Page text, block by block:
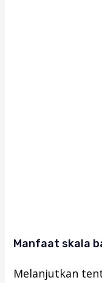
Manfaat skala
Melanjutkan